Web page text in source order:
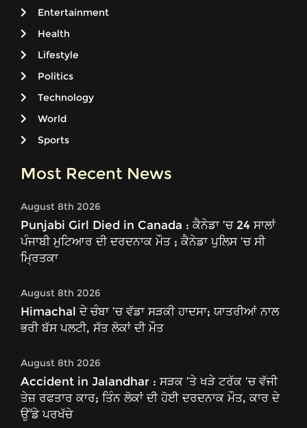
Entertainment
Health
Lifestyle
Politics
Technology
World
Sports
Most Recent News
August 8th 2026
Punjabi Girl Died in Canada : ਕੈਨੇਡਾ ’ਚ 24 ਸਾਲਾਂ
ਪੰਜਾਬੀ ਮੁਟਿਆਰ ਦੀ ਦਰਦਨਾਕ ਮੌਤ ; ਕੈਨੇਡਾ ਪੁਲਿਸ ’ਚ ਸੀ
ਮ੍ਰਿਤਕਾ
August 8th 2026
Himachal ਦੇ ਚੰਬਾ ’ਚ ਵੱਡਾ ਸੜਕੀ ਹਾਦਸਾ; ਯਾਤਰੀਆਂ ਨਾਲ
ਭਰੀ ਬੱਸ ਪਲਟੀ, ਸੱਤ ਲੋਕਾਂ ਦੀ ਮੌਤ
August 8th 2026
Accident in Jalandhar : ਸੜਕ ’ਤੇ ਖੜੇ ਟਰੱਕ ’ਚ ਵੱਜੀ
ਤੇਜ਼ ਰਫਤਾਰ ਕਾਰ; ਤਿੰਨ ਲੋਕਾਂ ਦੀ ਹੋਈ ਦਰਦਨਾਕ ਮੌਤ, ਕਾਰ ਦੇ
ਉੱਡੇ ਪਰਖੱਚੇ